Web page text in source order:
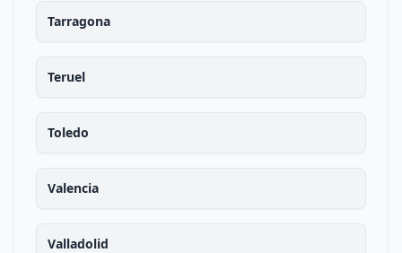
Tarragona
Teruel
Toledo
Valencia
Valladolid